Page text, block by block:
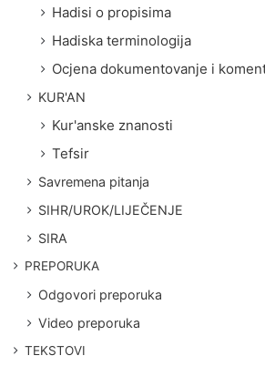
Hadisi o propisima
Hadiska terminologija
Ocjena dokumentovanje i
KUR'AN
Kur'anske znanosti
Tefsir
Savremena pitanja
SIHR/UROK/LIJEČENJE
SIRA
PREPORUKA
Odgovori preporuka
Video preporuka
TEKSTOVI